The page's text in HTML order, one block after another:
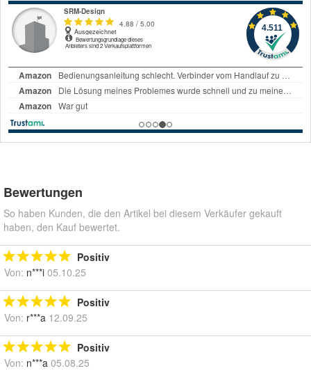
Bewertungen
So haben Kunden, die den Artikel bei diesem Verkäufer gekauft
haben, den Kauf bewertet.
Positiv
Von: n***i 05.10.25
Positiv
Von: r***a 12.09.25
Positiv
Von: n***a 05.08.25